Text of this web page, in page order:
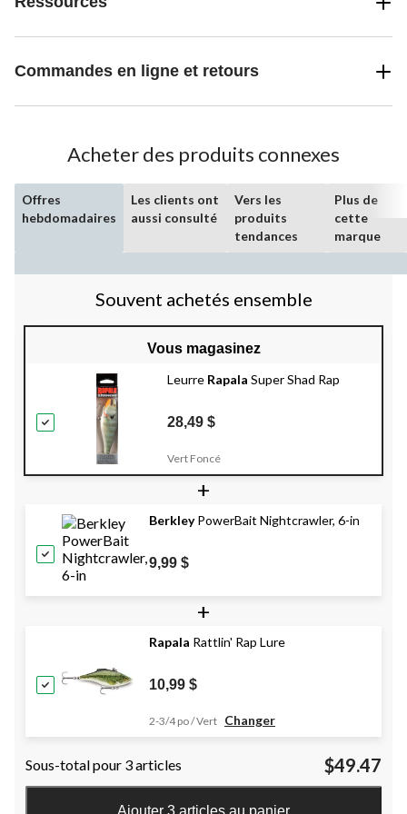
Commandes en ligne et retours
Acheter des produits connexes
Offres
hebdomadaires
Les clients ont
aussi consulté
Vers les
produits
tendances
Plus de
cette
marque
Souvent achetés ensemble
Vous magasinez
Leurre Rapala Super Shad Rap
28,49 $
Vert Foncé
+
BerkleyPowerBait Nightcrawler, 6-in
9,99 $
+
Rapala Rattlin' Rap Lure
10,99 $
2-3/4 po / Vert Changer
Sous-total pour 3 articles $49.47